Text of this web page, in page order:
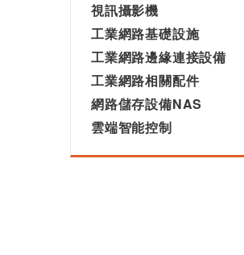
視訊攝影機
工業網路基礎設施
工業網路邊緣連接設備
工業網路相關配件
網路儲存設備NAS
雲端智能控制